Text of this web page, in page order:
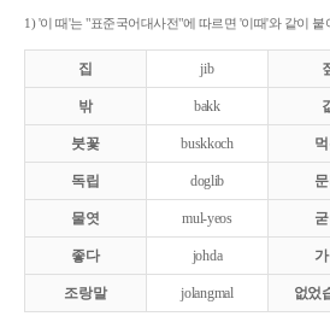
1) '이 때'는 "표준국어대사전"에 따르면 '이때'와 같이 붙
집 jib
밖 bakk
붓꽃 buskkoch
독립 doglib
물엿 mul-yeos
좋다 johda
조랑말 jolangmal 없었